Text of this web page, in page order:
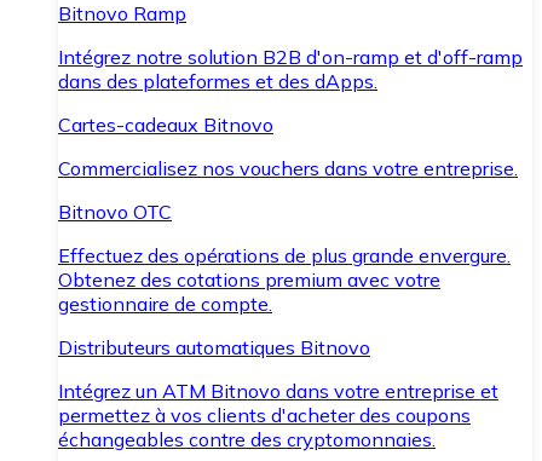
Bitnovo Ramp
Intégrez notre solution B2B d'on-ramp et d'off-ramp
dans des plateformes et des dApps.
Cartes-cadeaux Bitnovo
Commercialisez nos vouchers dans votre entreprise.
Bitnovo OTC
Effectuez des opérations de plus grande envergure.
Obtenez des cotations premium avec votre
gestionnaire de compte.
Distributeurs automatiques Bitnovo
Intégrez un ATM Bitnovo dans votre entreprise et
permettez à vos clients d'acheter des coupons
échangeables contre des cryptomonnaies.